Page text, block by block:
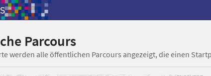
Parcours
werden alle öffentlichen Parcours angezeigt, die einen